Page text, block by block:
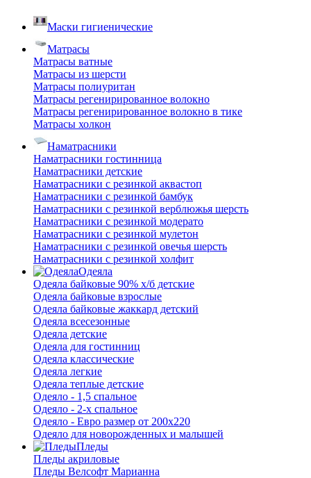
Маски гигиенические
Матрасы
Матрасы ватные
Матрасы из шерсти
Матрасы полиуритан
Матрасы регенирированное волокно
Матрасы регенирированное волокно в тике
Матрасы холкон
Наматрасники
Наматрасники гостинница
Наматрасники детские
Наматрасники с резинкой аквастоп
Наматрасники с резинкой бамбук
Наматрасники с резинкой верблюжья шерсть
Наматрасники с резинкой модерато
Наматрасники с резинкой мулетон
Наматрасники с резинкой овечья шерсть
Наматрасники с резинкой холфит
Одеяла
Одеяла байковые 90% х/б детские
Одеяла байковые взрослые
Одеяла байковые жаккард детский
Одеяла всесезонные
Одеяла детские
Одеяла для гостинниц
Одеяла классические
Одеяла легкие
Одеяла теплые детские
Одеяло - 1,5 спальное
Одеяло - 2-х спальное
Одеяло - Евро размер от 200х220
Одеяло для новорожденных и малышей
Пледы
Пледы акриловые
Пледы Велсофт Марианна